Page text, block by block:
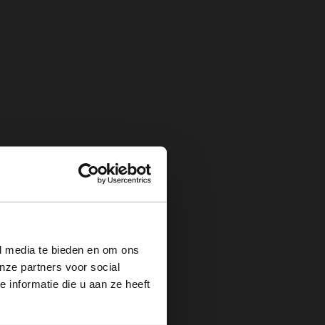
te bieden en om ons
partners voor social
informatie die u aan ze heeft